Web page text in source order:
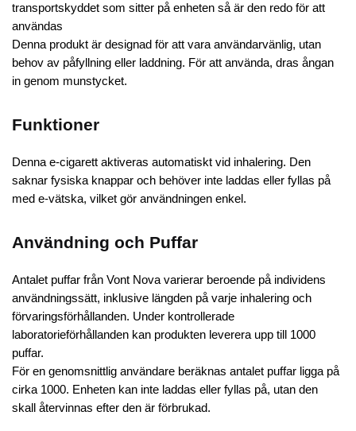
transportskyddet som sitter på enheten så är den redo för att
användas
Denna produkt är designad för att vara användarvänlig, utan
behov av påfyllning eller laddning. För att använda, dras ångan
in genom munstycket.
Funktioner
Denna e-cigarett aktiveras automatiskt vid inhalering. Den
saknar fysiska knappar och behöver inte laddas eller fyllas på
med e-vätska, vilket gör användningen enkel.
Användning och Puffar
Antalet puffar från Vont Nova varierar beroende på individens
användningssätt, inklusive längden på varje inhalering och
förvaringsförhållanden. Under kontrollerade
laboratorieförhållanden kan produkten leverera upp till 1000
puffar.
För en genomsnittlig användare beräknas antalet puffar ligga på
cirka 1000. Enheten kan inte laddas eller fyllas på, utan den
skall återvinnas efter den är förbrukad.